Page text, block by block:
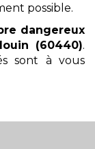
possible.
dangereux
(60440).
sont à vous